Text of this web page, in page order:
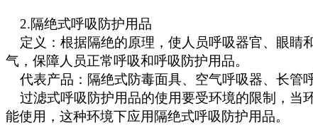
2.隔绝式呼吸防护用品
定义：根据隔绝的原理，使人员呼吸器官、眼睛
气，保障人员正常呼吸和呼吸防护用品。
代表产品：隔绝式防毒面具、空气呼吸器、长管
过滤式呼吸防护用品的使用要受环境的限制，当
能使用，这种环境下应用隔绝式呼吸防护用品。